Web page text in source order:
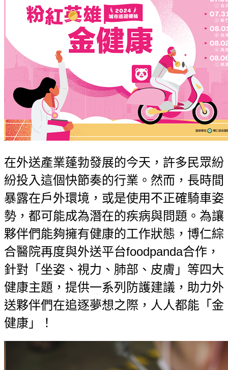
在外送產業蓬勃發展的今天，許多民眾紛
紛投入這個快節奏的行業。然而，長時間
暴露在戶外環境，或是使用不正確騎車姿
勢，都可能成為潛在的疾病與問題。為讓
夥伴們能夠擁有健康的工作狀態，博仁綜
合醫院再度與外送平台foodpanda合作，
針對「坐姿、視力、肺部、皮膚」等四大
健康主題，提供一系列防護建議，助力外
送夥伴們在追逐夢想之際，人人都能「金
健康」！